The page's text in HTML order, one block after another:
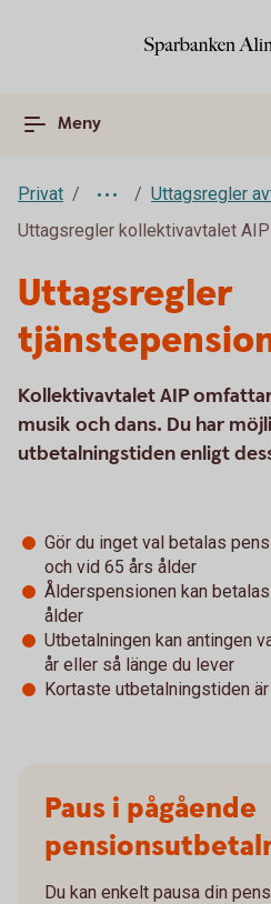
Meny
Privat
Uttagsregler
Uttagsregler kollektivavtalet AIP
Uttagsregler
Kollektivavtalet AIP
musik och dans. Du har
utbetalningstiden enligt
Gör du inget val betalas
och vid 65 års ålder
Ålderspensionen kan
ålder
Utbetalningen kan antingen
år eller så länge du lever
Kortaste utbetalningstiden är
Paus i pågående
Du kan enkelt pausa din